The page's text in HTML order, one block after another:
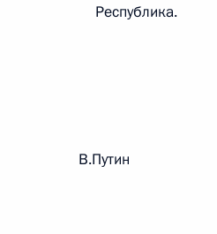
закона «Об автономных
Российской Федерации и
Республика.
В.Путин